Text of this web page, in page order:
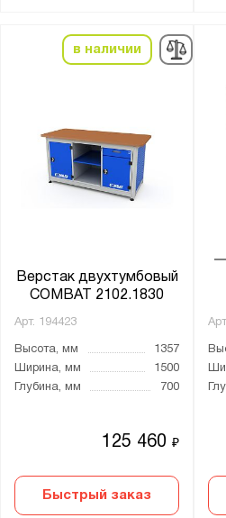
в наличии
Верстак двухтумбовый
COMBAT 2102.1830
Арт. 194423
Высота, мм
1357
Ширина, мм
1500
Глубина, мм
700
125 460₽
Быстрый заказ
Антрацитово-серый
Графитовый серый
Сигнальный синий
Материал:
Металл
Фанера 30 мм + Оц.
Фанера 30 мм + Оц.
Фанера 40 мм +
Для гаража
Страна производства: